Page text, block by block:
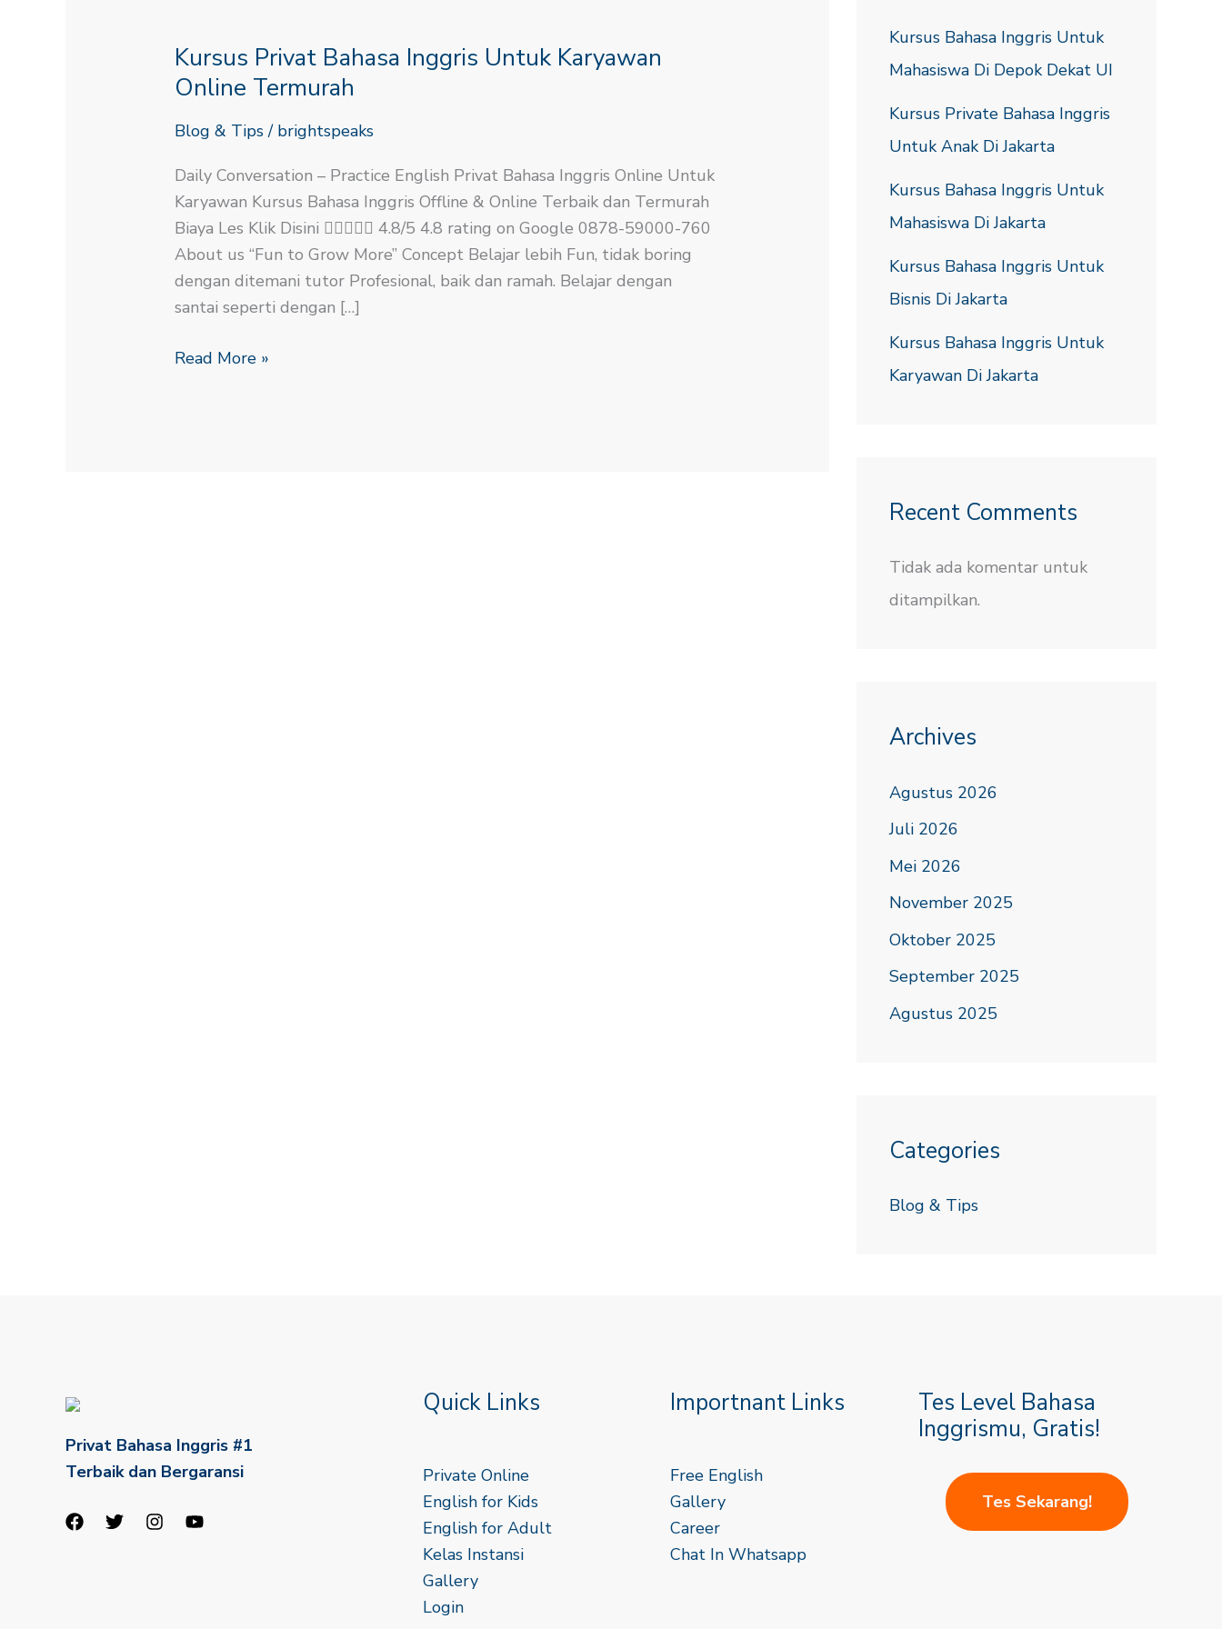
Kursus Privat Bahasa Inggris Untuk Karyawan
Online Termurah
Blog & Tips/ brightspeaks
Daily Conversation – Practice English​ Privat Bahasa Inggris Online Untuk
Karyawan Kursus Bahasa Inggris Offline & Online Terbaik dan Termurah
Biaya Les Klik Disini  4.8/5 4.8 rating on Google 0878-59000-760
About us “Fun to Grow More” Concept Belajar lebih Fun, tidak boring
dengan ditemani tutor Profesional, baik dan ramah. Belajar dengan
santai seperti dengan […]
Bahasa
Inggris
Karyawan
Termurah
Read More »
Kursus Bahasa Inggris Untuk
Mahasiswa Di Depok Dekat UI
Kursus Private Bahasa Inggris
Untuk Anak Di Jakarta
Kursus Bahasa Inggris Untuk
Mahasiswa Di Jakarta
Kursus Bahasa Inggris Untuk
Bisnis Di Jakarta
Kursus Bahasa Inggris Untuk
Karyawan Di Jakarta
Recent Comments
Tidak ada komentar untuk
ditampilkan.
Archives
Agustus 2026
Juli 2026
Mei 2026
November 2025
Oktober 2025
September 2025
Agustus 2025
Categories
Blog & Tips
Privat Bahasa Inggris #1
Terbaik dan Bergaransi
Quick Links
Private Online
English for Kids
English for Adult
Kelas Instansi
Gallery
Login
Importnant Links
Free English
Gallery
Career
Chat In Whatsapp
Tes Level Bahasa
Inggrismu, Gratis!
Tes Sekarang!